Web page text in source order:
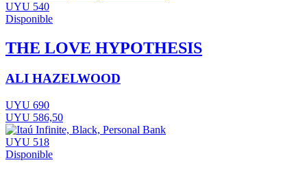
UYU 540
Disponible
THE LOVE HYPOTHESIS
ALI HAZELWOOD
UYU 690
UYU 586,50
UYU 518
Disponible